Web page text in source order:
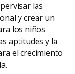
las
y crear un
los niños
aptitudes y la
el crecimiento